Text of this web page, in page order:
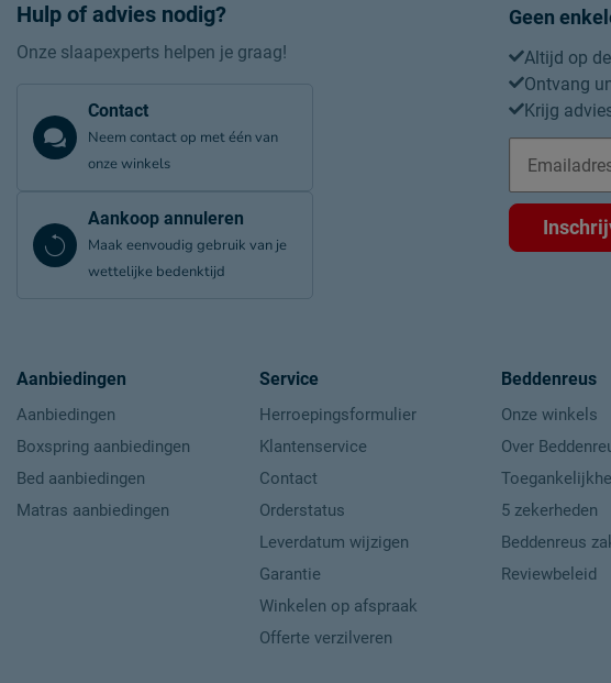
Hulp of advies nodig?
Onze slaapexperts helpen je graag!
Contact
Neem contact op met één van
onze winkels
Aankoop annuleren
Maak eenvoudig gebruik van je
wettelijke bedenktijd
Geen
Altijd op
Ontvang
Krijg
Aanbiedingen
Aanbiedingen
Boxspring aanbiedingen
Bed aanbiedingen
Matras aanbiedingen
Service
Herroepingsformulier
Klantenservice
Contact
Orderstatus
Leverdatum wijzigen
Garantie
Winkelen op afspraak
Offerte verzilveren
Beddenreus
Onze winkels
Over
5 zekerheden
Beddenreus
Reviewbeleid